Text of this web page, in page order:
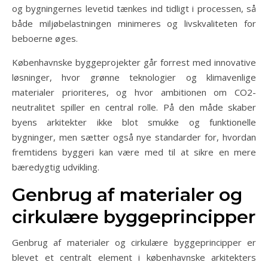
og bygningernes levetid tænkes ind tidligt i processen, så
både miljøbelastningen minimeres og livskvaliteten for
beboerne øges.
Københavnske byggeprojekter går forrest med innovative
løsninger, hvor grønne teknologier og klimavenlige
materialer prioriteres, og hvor ambitionen om CO2-
neutralitet spiller en central rolle. På den måde skaber
byens arkitekter ikke blot smukke og funktionelle
bygninger, men sætter også nye standarder for, hvordan
fremtidens byggeri kan være med til at sikre en mere
bæredygtig udvikling.
Genbrug af materialer og
cirkulære byggeprincipper
Genbrug af materialer og cirkulære byggeprincipper er
blevet et centralt element i københavnske arkitekters